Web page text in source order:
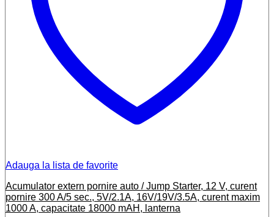
Adauga la lista de favorite
Acumulator extern pornire auto / Jump Starter, 12 V, curent
pornire 300 A/5 sec., 5V/2.1A, 16V/19V/3.5A, curent maxim
1000 A, capacitate 18000 mAH, lanterna